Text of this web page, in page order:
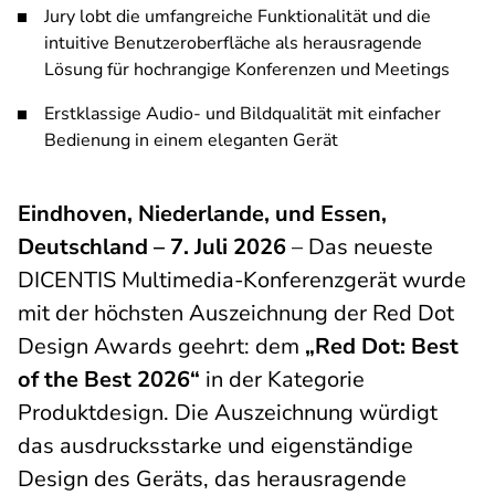
Jury lobt die umfangreiche Funktionalität und die
intuitive Benutzeroberfläche als herausragende
Lösung für hochrangige Konferenzen und Meetings
Erstklassige Audio- und Bildqualität mit einfacher
Bedienung in einem eleganten Gerät
Eindhoven, Niederlande, und Essen,
Deutschland – 7. Juli 2026– Das neueste
DICENTIS Multimedia-Konferenzgerät wurde
mit der höchsten Auszeichnung der Red Dot
Design Awards geehrt: dem „Red Dot: Best
of the Best 2026“ in der Kategorie
Produktdesign. Die Auszeichnung würdigt
das ausdrucksstarke und eigenständige
Design des Geräts, das herausragende